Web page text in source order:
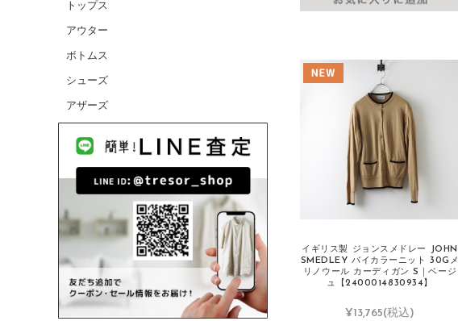
イギリス製 ジョンスメドレー JOHN
SMEDLEY バイカラーニット 30Gメ
リノウール カーディガン S｜ベージ
ュ【2400014830934】
¥13,765(税込)
C
CANADA GOOSE/カナダグース
CELINE/セリーヌ
CHANEL/シャネル
cheer/チアー
Charpentier de Vaisseau/シャルパンテ
ィエドゥヴェッソ
Christian Louboutin/クリスチャンルブ
タン
COMME des GARCONS HOMME/コム
デギャルソンオム
COMME des GARCONS/コムデギャル
ソン
トップス
アウター
ボトムス
シューズ
アザーズ